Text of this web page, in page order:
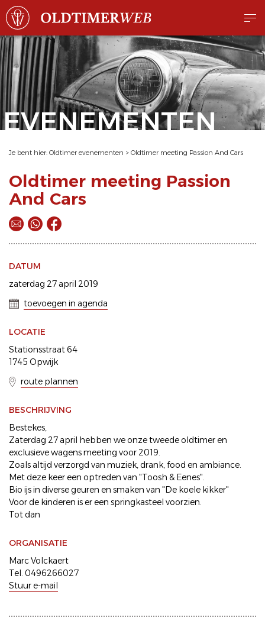
EVENEMENTEN
Je bent hier: Oldtimer evenementen > Oldtimer meeting Passion And Cars
Oldtimer meeting Passion
And Cars
DATUM
zaterdag 27 april 2019
toevoegen in agenda
LOCATIE
Stationsstraat 64
1745 Opwijk
route plannen
BESCHRIJVING
Bestekes,
Zaterdag 27 april hebben we onze tweede oldtimer en
exclusieve wagens meeting voor 2019.
Zoals altijd verzorgd van muziek, drank, food en ambiance.
Met deze keer een optreden van "Toosh & Eenes".
Bio ijs in diverse geuren en smaken van "De koele kikker"
Voor de kinderen is er een springkasteel voorzien.
Tot dan
ORGANISATIE
Marc Volckaert
Tel. 0496266027
Stuur e-mail